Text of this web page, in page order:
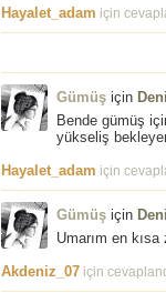
Hayalet_adam için
Gümüş için
Bende gümüş
yükseliş
Hayalet_adam için
Gümüş için
Umarım en kısa
Akdeniz_07 için